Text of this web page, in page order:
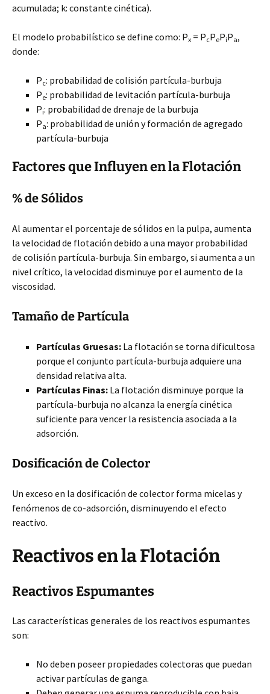
acumulada; k: constante cinética).
El modelo probabilístico se define como: Px = PcPePiPa,
donde:
Pc: probabilidad de colisión partícula-burbuja
Pe: probabilidad de levitación partícula-burbuja
Pi: probabilidad de drenaje de la burbuja
Pa: probabilidad de unión y formación de agregado
partícula-burbuja
Factores que Influyen en la Flotación
% de Sólidos
Al aumentar el porcentaje de sólidos en la pulpa, aumenta
la velocidad de flotación debido a una mayor probabilidad
de colisión partícula-burbuja. Sin embargo, si aumenta a un
nivel crítico, la velocidad disminuye por el aumento de la
viscosidad.
Tamaño de Partícula
Partículas Gruesas: La flotación se torna dificultosa
porque el conjunto partícula-burbuja adquiere una
densidad relativa alta.
Partículas Finas: La flotación disminuye porque la
partícula-burbuja no alcanza la energía cinética
suficiente para vencer la resistencia asociada a la
adsorción.
Dosificación de Colector
Un exceso en la dosificación de colector forma micelas y
fenómenos de co-adsorción, disminuyendo el efecto
reactivo.
Reactivos en la Flotación
Reactivos Espumantes
Las características generales de los reactivos espumantes
son:
No deben poseer propiedades colectoras que puedan
activar partículas de ganga.